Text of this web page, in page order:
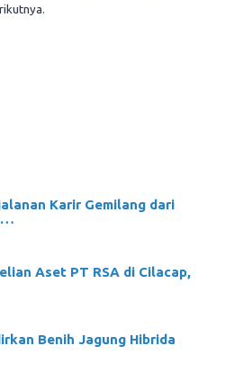
Karir Gemilang dari
Aset PT RSA di Cilacap,
Benih Jagung Hibrida